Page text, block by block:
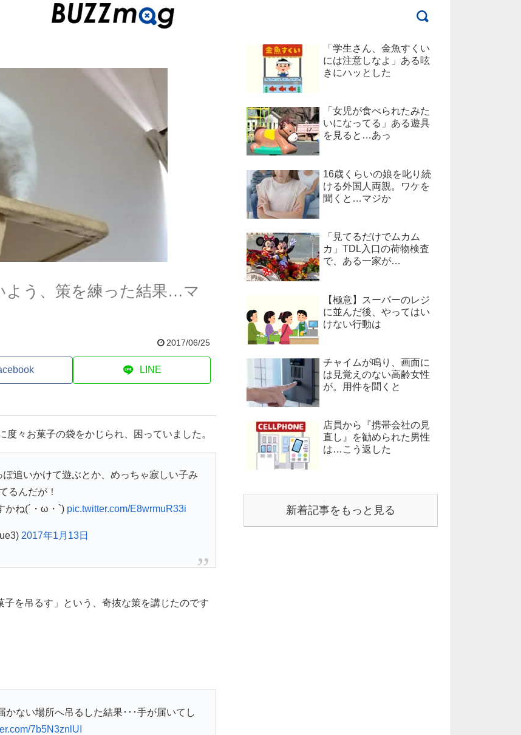
よう、策を練った結果…マ
2017/06/25
LINE
度々お菓子の袋をかじられ、困っていました。
追いかけて遊ぶとか、めっちゃ寂しい子み
るんだが！
かね(´・ω・`) pic.twitter.com/E8wrmuR33i
2017年1月13日
を吊るす」という、奇抜な策を講じたのです
ない場所へ吊るした結果･･･手が届いてし
7b5N3znlUI
「学生さん、金魚すくい
には注意しなよ」ある呟
きにハッとした
「女児が食べられたみた
いになってる」ある遊具
を見ると…あっ
16歳くらいの娘を叱り続
ける外国人両親。ワケを
聞くと…マジか
「見てるだけでムカム
カ」TDL入口の荷物検査
で、ある一家が…
【極意】スーパーのレジ
に並んだ後、やってはい
けない行動は
チャイムが鳴り、画面に
は見覚えのない高齢女性
が。用件を聞くと
店員から『携帯会社の見
直し』を勧められた男性
は…こう返した
新着記事をもっと見る